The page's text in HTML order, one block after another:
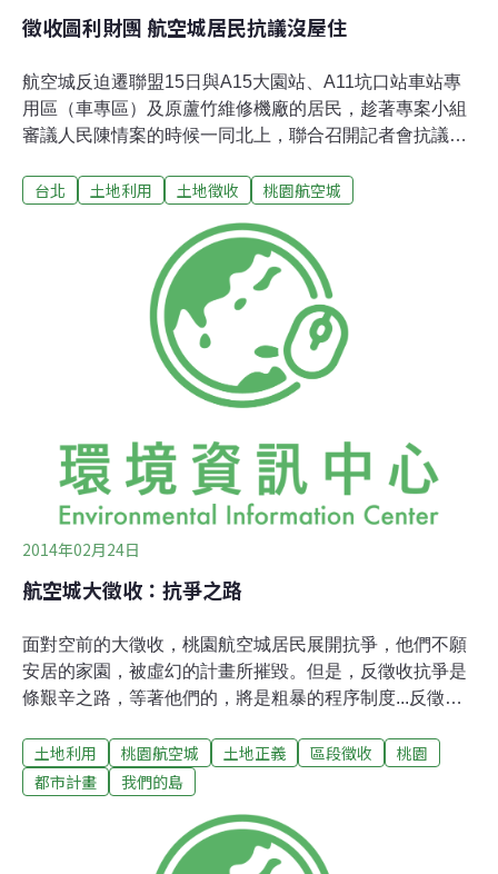
徵收圖利財團 航空城居民抗議沒屋住
航空城反迫遷聯盟15日與A15大園站、A11坑口站車站專
用區（車專區）及原蘆竹維修機廠的居民，趁著專案小組
審議人民陳情案的時候一同北上，聯合召開記者會抗議都
案小組公正審議。航空城反迫遷聯盟表示，原本1300多坪
百坪土地，再徵收下去，居民還有自己的土地嗎？更慘的
是，居民已易地重建新的房屋，卻要面臨再一次的拆遷！
航空城反迫遷聯盟表示，至於未來即使可以參與配地，但
根本不知道配到哪裡。居民代表表示，怎樣跟政府陳情都
沒有用，希望申請原地保留，政府硬是說不行，根本是無
視於人民財產權與居住權。
台北 土地利用 土地徵收 桃園航空城
2014年02月24日
航空城大徵收：抗爭之路
面對空前的大徵收，桃園航空城居民展開抗爭，他們不願
安居的家園，被虛幻的計畫所摧毀。但是，反徵收抗爭是
條艱辛之路，等著他們的，將是粗暴的程序制度...反徵收
的專案會議。前來協助的潘忠政老師，長年關心濕地環
境，呼籲社會注意，桃園是埤塘之鄉，徵收區內有許多埤
前，政府也曾徵收100多公頃土地，要建設機場客運園
區，推動商業開發。但是至今園區空盪，荒草雜生，土地
土地利用 桃園航空城 土地正義 區段徵收
桃園
都市計畫
我們的島